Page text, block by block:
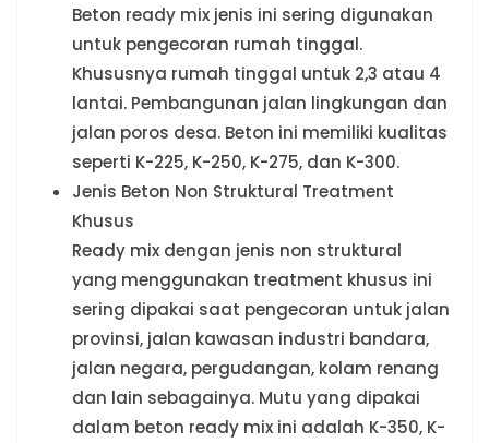
Beton ready mix jenis ini sering digunakan
untuk pengecoran rumah tinggal.
Khususnya rumah tinggal untuk 2,3 atau 4
lantai. Pembangunan jalan lingkungan dan
jalan poros desa. Beton ini memiliki kualitas
seperti K-225, K-250, K-275, dan K-300.
Jenis Beton Non Struktural Treatment
Khusus
Ready mix dengan jenis non struktural
yang menggunakan treatment khusus ini
sering dipakai saat pengecoran untuk jalan
provinsi, jalan kawasan industri bandara,
jalan negara, pergudangan, kolam renang
dan lain sebagainya. Mutu yang dipakai
dalam beton ready mix ini adalah K-350, K-